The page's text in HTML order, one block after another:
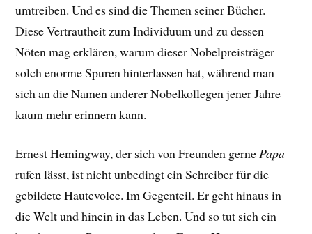
umtreiben. Und es sind die Themen seiner Bücher.
Diese Vertrautheit zum Individuum und zu dessen
Nöten mag erklären, warum dieser Nobelpreisträger
solch enorme Spuren hinterlassen hat, während man
sich an die Namen anderer Nobelkollegen jener Jahre
kaum mehr erinnern kann.
Ernest Hemingway, der sich von Freunden gernePapa
rufen lässt, ist nicht unbedingt ein Schreiber für die
gebildete Hautevolee. Im Gegenteil. Er geht hinaus in
die Welt und hinein in das Leben. Und so tut sich ein